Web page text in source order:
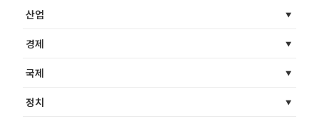
산업
경제
국제
정치